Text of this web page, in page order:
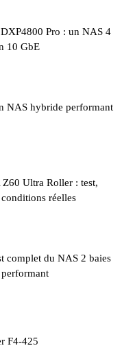
Pro : un NAS 4
10 GbE
NAS hybride performant
Ultra Roller : test,
réelles
complet du NAS 2 baies
F4-425